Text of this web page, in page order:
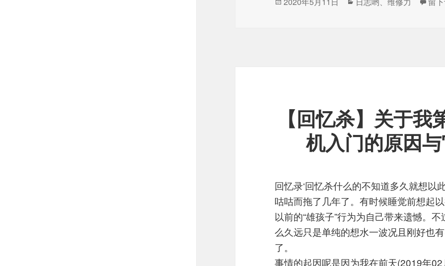
【回忆杀】关于
机入门的原因
回忆录‘回忆杀什么的不知道多久就想以
咕咕而拖了几年了。有时候睡觉前想起
以前的“雄孩子”行为为自己带来遗憾。
么久远只是单纯的想水一波况且刚好也
了。
事情的起因呢是因为我在前天(2019年